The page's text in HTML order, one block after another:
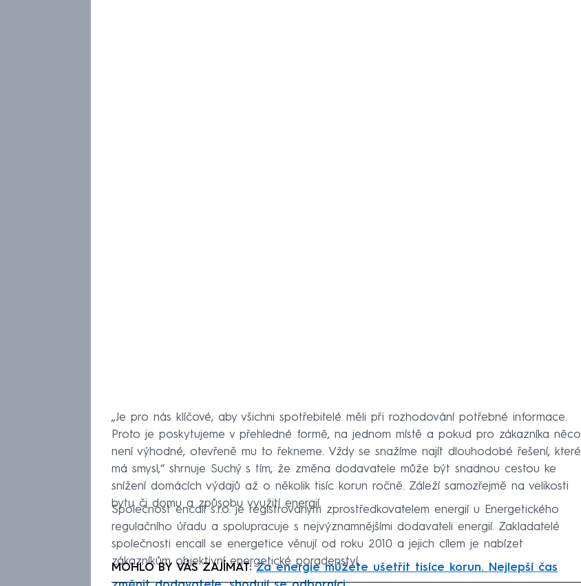
„Je pro nás klíčové, aby všichni spotřebitelé měli při rozhodování potřebné informace.
Proto je poskytujeme v přehledné formě, na jednom místě a pokud pro zákazníka něco
není výhodné, otevřeně mu to řekneme. Vždy se snažíme najít dlouhodobé řešení, které
má smysl,“ shrnuje Suchý s tím, že změna dodavatele může být snadnou cestou ke
snížení domácích výdajů až o několik tisíc korun ročně. Záleží samozřejmě na velikosti
bytu či domu a způsobu využití energií.
Společnost encall s.r.o. je registrovaným zprostředkovatelem energií u Energetického
regulačního úřadu a spolupracuje s nejvýznamnějšími dodavateli energií. Zakladatelé
společnosti encall se energetice věnují od roku 2010 a jejich cílem je nabízet
zákazníkům objektivní energetické poradenství.
MOHLO BY VÁS ZAJÍMAT:Za energie můžete ušetřit tisíce korun. Nejlepší čas